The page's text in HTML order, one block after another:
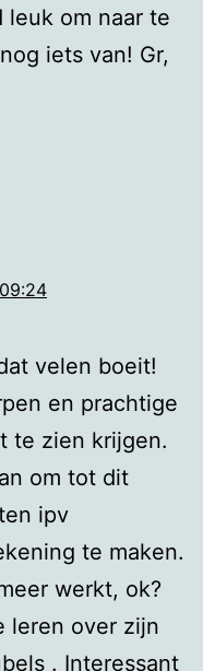
leuk om naar te
iets van! Gr,
velen boeit!
en prachtige
te zien krijgen.
om tot dit
ipv
te maken.
werkt, ok?
leren over zijn
. Interessant